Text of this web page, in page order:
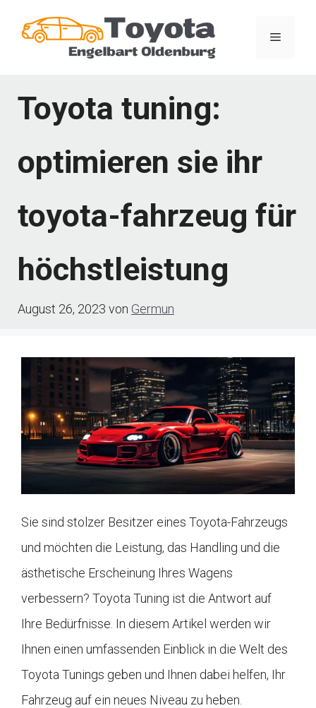
Inhalt
Menü
Toyota tuning:
optimieren sie ihr
toyota-fahrzeug für
höchstleistung
August 26, 2023 von Germun
Sie sind stolzer Besitzer eines Toyota-Fahrzeugs
und möchten die Leistung, das Handling und die
ästhetische Erscheinung Ihres Wagens
verbessern? Toyota Tuning ist die Antwort auf
Ihre Bedürfnisse. In diesem Artikel werden wir
Ihnen einen umfassenden Einblick in die Welt des
Toyota Tunings geben und Ihnen dabei helfen, Ihr
Fahrzeug auf ein neues Niveau zu heben.